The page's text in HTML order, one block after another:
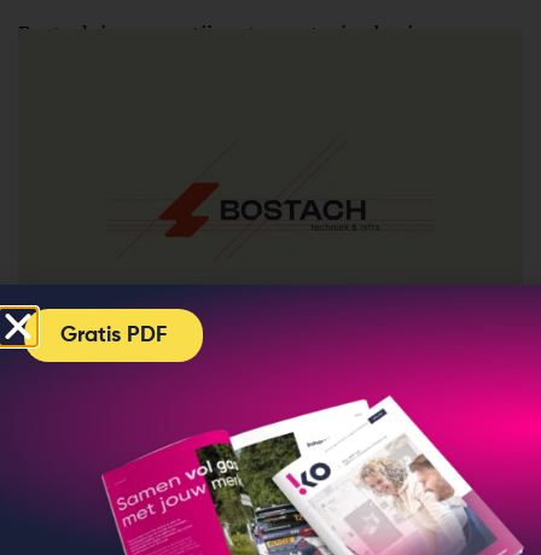
Bostach is een partij met een stevige basis en
Gratis PDF